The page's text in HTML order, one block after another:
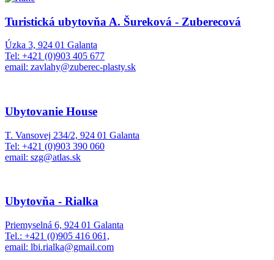
Turistická ubytovňa A. Šureková - Zuberecová
Úzka 3, 924 01 Galanta
Tel: +421 (0)903 405 677
email: zavlahy@zuberec-plasty.sk
Ubytovanie House
T. Vansovej 234/2, 924 01 Galanta
Tel: +421 (0)903 390 060
email: szg@atlas.sk
Ubytovňa - Rialka
Priemyselná 6, 924 01 Galanta
Tel.: +421 (0)905 416 061,
email: lbi.rialka@gmail.com